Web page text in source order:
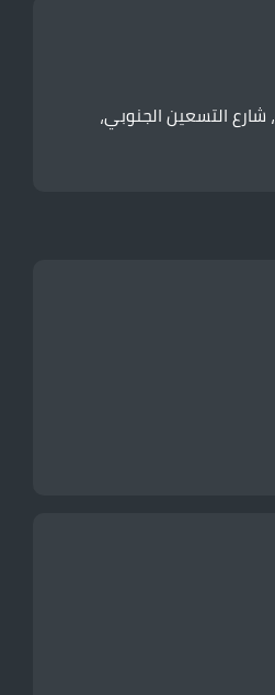
فيلا 299، النرجس 2، شارع التسعين الجنوبي،